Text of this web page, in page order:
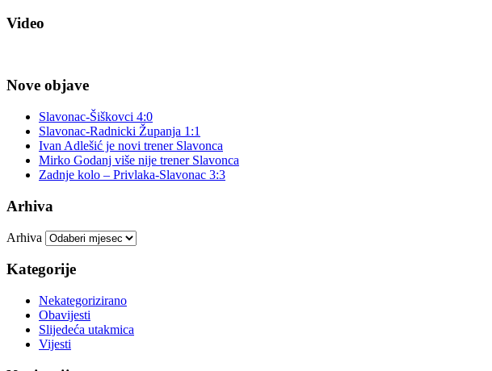
Video
Nove objave
Slavonac-Šiškovci 4:0
Slavonac-Radnicki Županja 1:1
Ivan Adlešić je novi trener Slavonca
Mirko Godanj više nije trener Slavonca
Zadnje kolo – Privlaka-Slavonac 3:3
Arhiva
Arhiva
Kategorije
Nekategorizirano
Obavijesti
Slijedeća utakmica
Vijesti